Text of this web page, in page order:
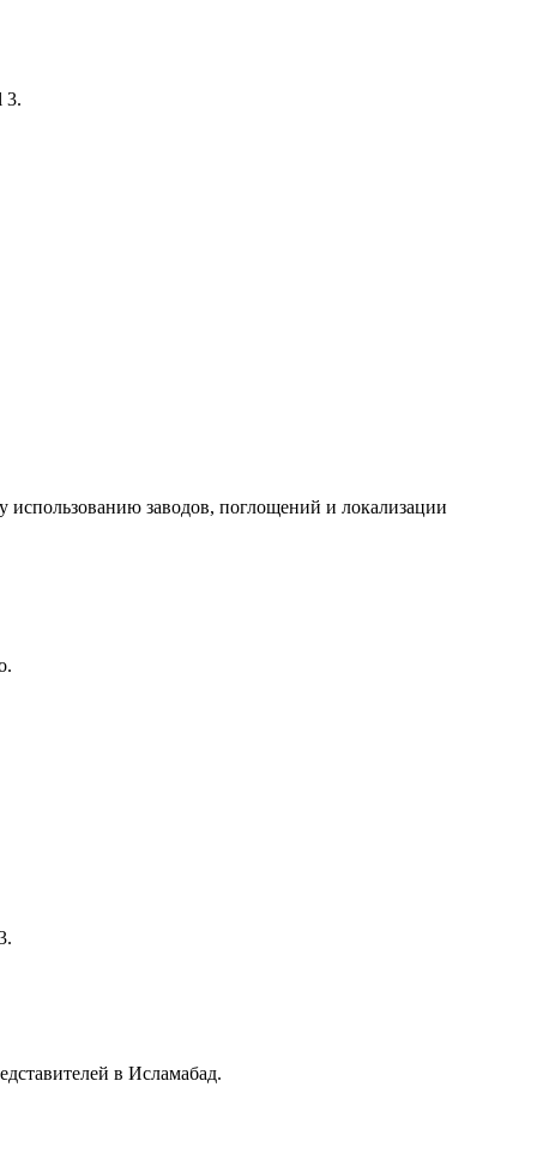
3.
использованию заводов, поглощений и локализации
в Исламабад.